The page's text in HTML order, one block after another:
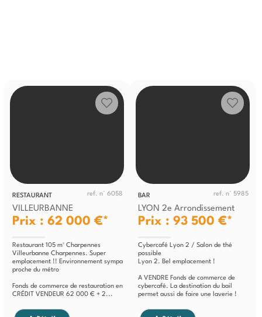
RESTAURANT ref. n° 6058
VILLEURBANNE
Prix : 62 000 €*
Restaurant 105 m² Charpennes
Villeurbanne Charpennes. Super
emplacement !! Environnement sympa
proche du métro
Fonds de commerce de restauration en
CRÉDIT VENDEUR 62 000 € + 2...
BAR ref. n° 5985
LYON 2e Arrondissement
Prix : 93 500 €*
Cybercafé Lyon 2 / Salon de thé
possible
Lyon 2. Bel emplacement !
A VENDRE Fonds de commerce de
cybercafé. La destination du bail
permet aussi de faire une laverie !
Possibilité de salon...